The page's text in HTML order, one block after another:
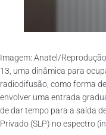
Imagem: Anatel/
13, uma dinâmica para
radiodifusão, como forma
envolver uma entrada
de dar tempo para a saída
Privado (SLP) no espectro